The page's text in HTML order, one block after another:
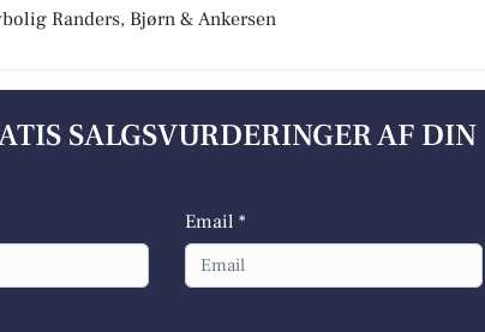
Randers, Bjørn & Ankersen
SALGSVURDERINGER AF DIN
Email *
🤗🎁🎁 #fruhansensbutikogcafe